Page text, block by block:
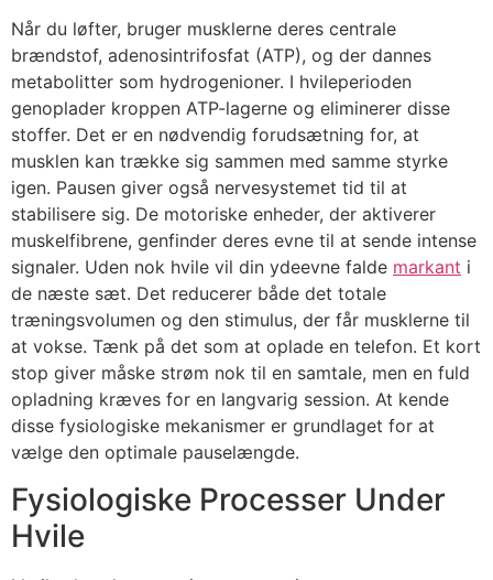
Når du løfter, bruger musklerne deres centrale
brændstof, adenosintrifosfat (ATP), og der dannes
metabolitter som hydrogenioner. I hvileperioden
genoplader kroppen ATP-lagerne og eliminerer disse
stoffer. Det er en nødvendig forudsætning for, at
musklen kan trække sig sammen med samme styrke
igen. Pausen giver også nervesystemet tid til at
stabilisere sig. De motoriske enheder, der aktiverer
muskelfibrene, genfinder deres evne til at sende intense
signaler. Uden nok hvile vil din ydeevne falde markant i
de næste sæt. Det reducerer både det totale
træningsvolumen og den stimulus, der får musklerne til
at vokse. Tænk på det som at oplade en telefon. Et kort
stop giver måske strøm nok til en samtale, men en fuld
opladning kræves for en langvarig session. At kende
disse fysiologiske mekanismer er grundlaget for at
vælge den optimale pauselængde.
Fysiologiske Processer Under
Hvile